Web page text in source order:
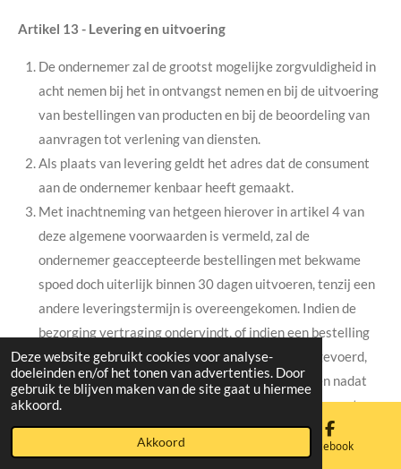
Deze website gebruikt cookies voor analyse-
doeleinden en/of het tonen van advertenties. Door
gebruik te blijven maken van de site gaat u hiermee
akkoord.
Akkoord
Artikel 13 - Levering en uitvoering
De ondernemer zal de grootst mogelijke zorgvuldigheid in
acht nemen bij het in ontvangst nemen en bij de uitvoering
van bestellingen van producten en bij de beoordeling van
aanvragen tot verlening van diensten.
Als plaats van levering geldt het adres dat de consument
aan de ondernemer kenbaar heeft gemaakt.
Met inachtneming van hetgeen hierover in artikel 4 van
deze algemene voorwaarden is vermeld, zal de
ondernemer geaccepteerde bestellingen met bekwame
spoed doch uiterlijk binnen 30 dagen uitvoeren, tenzij een
andere leveringstermijn is overeengekomen. Indien de
bezorging vertraging ondervindt, of indien een bestelling
niet dan wel slechts gedeeltelijk kan worden uitgevoerd,
ontvangt de consument hiervan uiterlijk 30 dagen nadat
hij de bestelling geplaatst heeft bericht. De consument
heeft in dat geval het recht om de overeenkomst zonder
kosten te ontbinden en recht op eventuele
Facebook